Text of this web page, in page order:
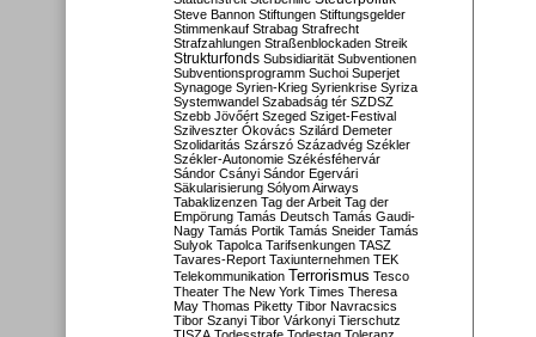
Steve Bannon Stiftungen Stiftungsgelder
Stimmenkauf Strabag Strafrecht
Strafzahlungen Straßenblockaden Streik
Strukturfonds Subsidiarität Subventionen
Subventionsprogramm Suchoi Superjet
Synagoge Syrien-Krieg Syrienkrise Syriza
Systemwandel Szabadság tér SZDSZ
Szebb Jövőért Szeged Sziget-Festival
Szilveszter Ókovács Szilárd Demeter
Szolidaritás Szárszó Századvég Székler
Székler-Autonomie Székésféhervár
Sándor Csányi Sándor Egervári
Säkularisierung Sólyom Airways
Tabaklizenzen Tag der Arbeit Tag der
Empörung Tamás Deutsch Tamás Gaudi-
Nagy Tamás Portik Tamás Sneider Tamás
Sulyok Tapolca Tarifsenkungen TASZ
Tavares-Report Taxiunternehmen TEK
Telekommunikation Terrorismus Tesco
Theater The New York Times Theresa
May Thomas Piketty Tibor Navracsics
Tibor Szanyi Tibor Várkonyi Tierschutz